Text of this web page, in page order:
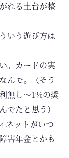
れる土台が整
いう遊び方は
。カードの実
んで。（そう
無し～1%の奨
でたと思う）
ネットがいつ
害年金とかも